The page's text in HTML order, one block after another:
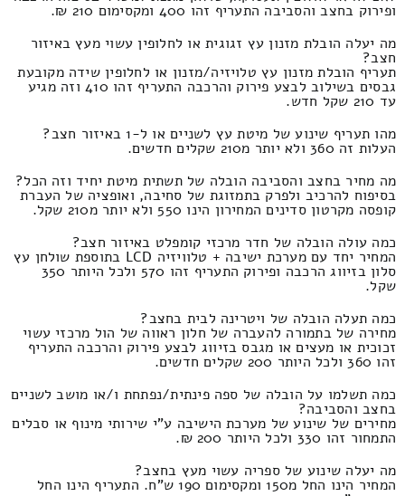
ופירוק בחצב והסביבה התעריף זהו 400 ומקסימום 210 ₪.
מה יעלה הובלת מזנון עץ זגוגית או לחלופין עשוי מעץ באיזור
חצב?
תעריף הובלת מזנון עץ טלויזיה/מזנון או לחלופין שידה מקובעת
גבסים בשילוב לבצע פירוק והרכבה התעריף זהו 410 וזה מגיע
עד 210 שקל חדש.
מהו תעריף שינוע של מיטת עץ לשניים או ל-1 באיזור חצב?
העלות זה 360 ולא יותר מ210 שקלים חדשים.
מה מחיר בחצב והסביבה הובלה של תשתית מיטת יחיד וזה הכל?
בסיפוח להרכיב ולפרק בתמזוגת של סחיבה, ואופציה של העברת
קופסה מקרטון סדינים המחירון הינו 550 ולא יותר מ210 שקל.
כמה עולה הובלה של חדר מרכזי קומפלט באיזור חצב?
המחיר יחד עם מערכת ישיבה + טלוויזיה LCD בתוספת שולחן עץ
סלון בזיווג הרכבה ופירוק התעריף זהו 570 ולכל היותר 350
שקל.
כמה תעלה הובלה של ויטרינה לבית בחצב?
מחירה של בתמורה להעברה של חלון ראווה של הול מרכזי עשוי
זכוכית או מעצים או מגבס בזיווג לבצע פירוק והרכבה התעריף
זהו 360 ולכל היותר 200 שקלים חדשים.
כמה תשלמו על הובלה של ספה פינתית/נפתחת ו/או מושב לשניים
בחצב והסביבה?
מחירים של שינוע של מערכת הישיבה ע"י שירותי מינוף או סבלים
התמחור זהו 330 ולכל היותר 200 ₪.
מה יעלה שינוע של ספריה עשוי מעץ בחצב?
המחיר הינו החל מ150 ומקסימום 190 ש"ח. התעריף הינו החל